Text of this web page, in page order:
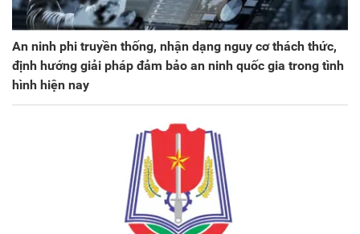
An ninh phi truyền thống, nhận dạng nguy cơ thách thức,
định hướng giải pháp đảm bảo an ninh quốc gia trong tình
hình hiện nay